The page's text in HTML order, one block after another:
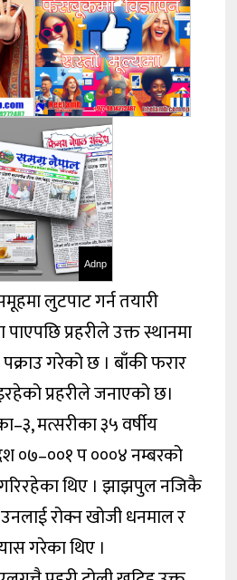
Adnp
लुटपाट गर्न तयारी
प्रहरीले उक्त स्थानमा
गरेको छ । बाँकी फरार
प्रहरीले जनाएको छ।
मत्सरीका ३५ वर्षीय
०७–००१ प ०००४ नम्बरको
गरिरहेका थिए । झाझपुल नजिकै
रोक्न खोजी धनमाल र
गरेका थिए ।